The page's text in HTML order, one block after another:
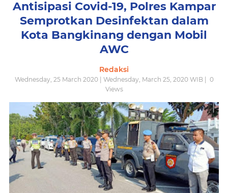
Antisipasi Covid-19, Polres Kampar
Semprotkan Desinfektan dalam
Kota Bangkinang dengan Mobil
AWC
Redaksi
Wednesday, 25 March 2020 | Wednesday, March 25, 2020 WIB |
0
Views